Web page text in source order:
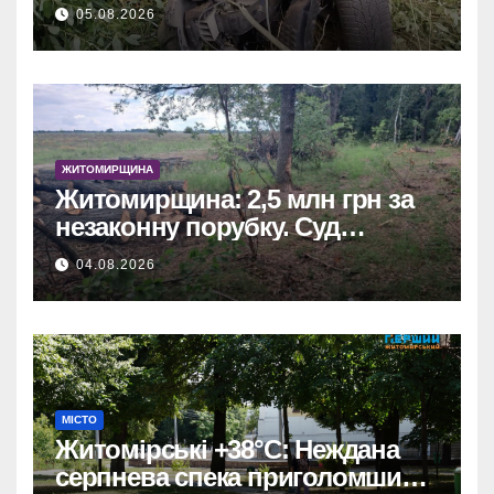
05.08.2026
ЖИТОМИРЩИНА
Житомирщина: 2,5 млн грн за
незаконну порубку. Суд
зобов’язав сільраду
відшкодувати збитки.
04.08.2026
МІСТО
Житомірські +38°C: Неждана
серпнева спека приголомшила